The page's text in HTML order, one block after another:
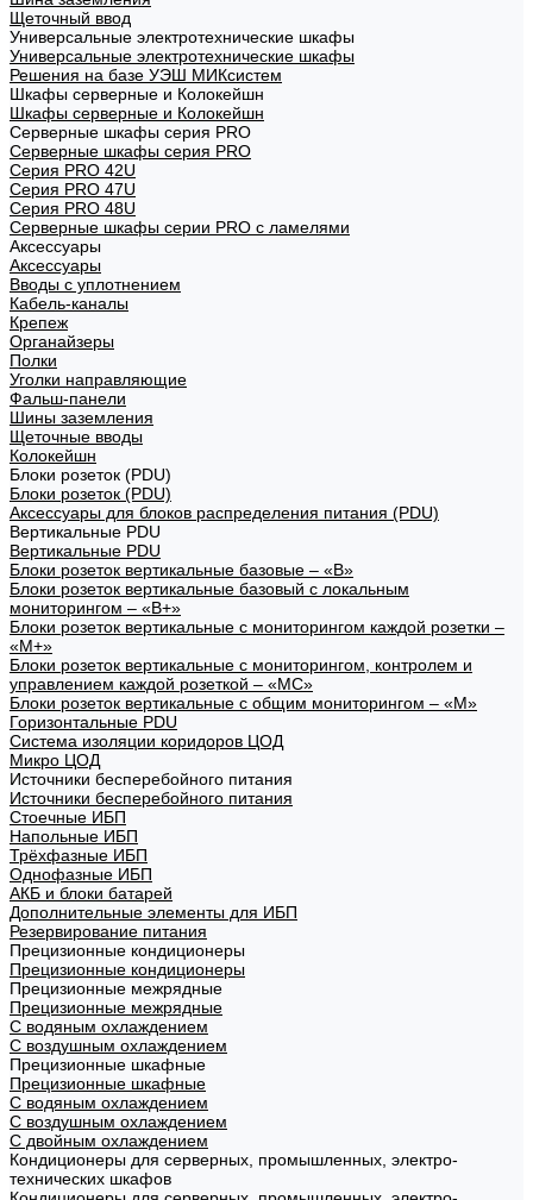
Щеточный ввод
Универсальные электротехнические шкафы
Универсальные электротехнические шкафы
Решения на базе УЭШ МИКсистем
Шкафы серверные и Колокейшн
Шкафы серверные и Колокейшн
Серверные шкафы серия PRO
Серверные шкафы серия PRO
Серия PRO 42U
Серия PRO 47U
Серия PRO 48U
Серверные шкафы серии PRO с ламелями
Аксессуары
Аксессуары
Вводы с уплотнением
Кабель-каналы
Крепеж
Органайзеры
Полки
Уголки направляющие
Фальш-панели
Шины заземления
Щеточные вводы
Колокейшн
Блоки розеток (PDU)
Блоки розеток (PDU)
Аксессуары для блоков распределения питания (PDU)
Вертикальные PDU
Вертикальные PDU
Блоки розеток вертикальные базовые – «В»
Блоки розеток вертикальные базовый с локальным
мониторингом – «В+»
Блоки розеток вертикальные с мониторингом каждой розетки –
«М+»
Блоки розеток вертикальные с мониторингом, контролем и
управлением каждой розеткой – «МС»
Блоки розеток вертикальные с общим мониторингом – «М»
Горизонтальные PDU
Система изоляции коридоров ЦОД
Микро ЦОД
Источники бесперебойного питания
Источники бесперебойного питания
Стоечные ИБП
Напольные ИБП
Трёхфазные ИБП
Однофазные ИБП
АКБ и блоки батарей
Дополнительные элементы для ИБП
Резервирование питания
Прецизионные кондиционеры
Прецизионные кондиционеры
Прецизионные межрядные
Прецизионные межрядные
С водяным охлаждением
С воздушным охлаждением
Прецизионные шкафные
Прецизионные шкафные
С водяным охлаждением
С воздушным охлаждением
С двойным охлаждением
Кондиционеры для серверных, промышленных, электро-
технических шкафов